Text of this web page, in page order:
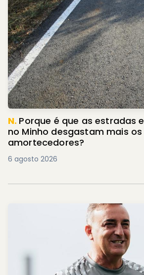
N. Porque é que as estradas
no Minho desgastam mais os
amortecedores?
6 agosto 2026